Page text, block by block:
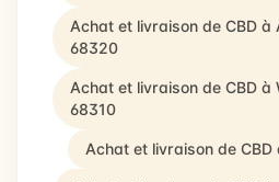
Achat et livraison de CBD à
68320
Achat et livraison de CBD à
68310
Achat et livraison de